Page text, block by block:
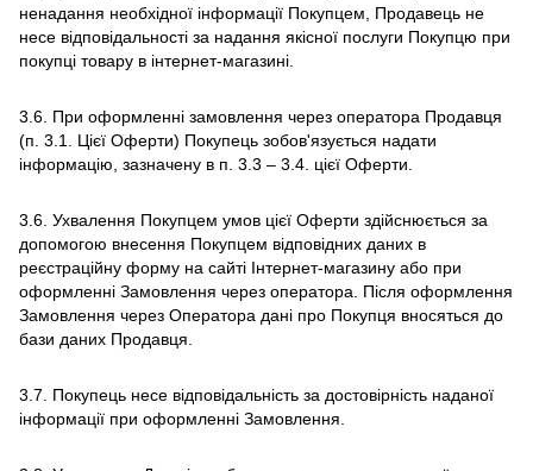
ненадання необхідної інформації Покупцем, Продавець не
несе відповідальності за надання якісної послуги Покупцю при
покупці товару в інтернет-магазині.
3.6. При оформленні замовлення через оператора Продавця
(п. 3.1. Цієї Оферти) Покупець зобов'язується надати
інформацію, зазначену в п. 3.3 – 3.4. цієї Оферти.
3.6. Ухвалення Покупцем умов цієї Оферти здійснюється за
допомогою внесення Покупцем відповідних даних в
реєстраційну форму на сайті Інтернет-магазину або при
оформленні Замовлення через оператора. Після оформлення
Замовлення через Оператора дані про Покупця вносяться до
бази даних Продавця.
3.7. Покупець несе відповідальність за достовірність наданої
інформації при оформленні Замовлення.